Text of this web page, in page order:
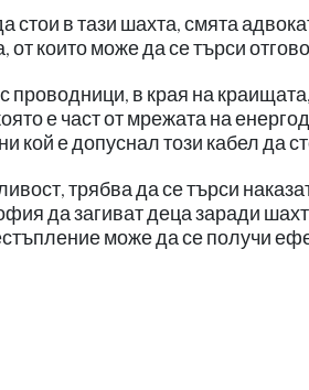
стои в тази шахта, смята
от които може да се търси
проводници, в края на
е част от мрежата на
кой е допуснал този кабел да
трябва да се търси
да загиват деца заради
може да се получи